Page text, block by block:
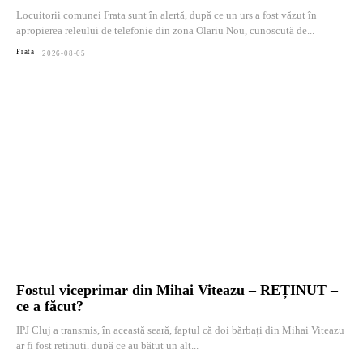
Locuitorii comunei Frata sunt în alertă, după ce un urs a fost văzut în
apropierea releului de telefonie din zona Olariu Nou, cunoscută de...
Frata 2026-08-05
Fostul viceprimar din Mihai Viteazu – REȚINUT –
ce a făcut?
IPJ Cluj a transmis, în această seară, faptul că doi bărbați din Mihai Viteazu
ar fi fost reținuți, după ce au bătut un alt...